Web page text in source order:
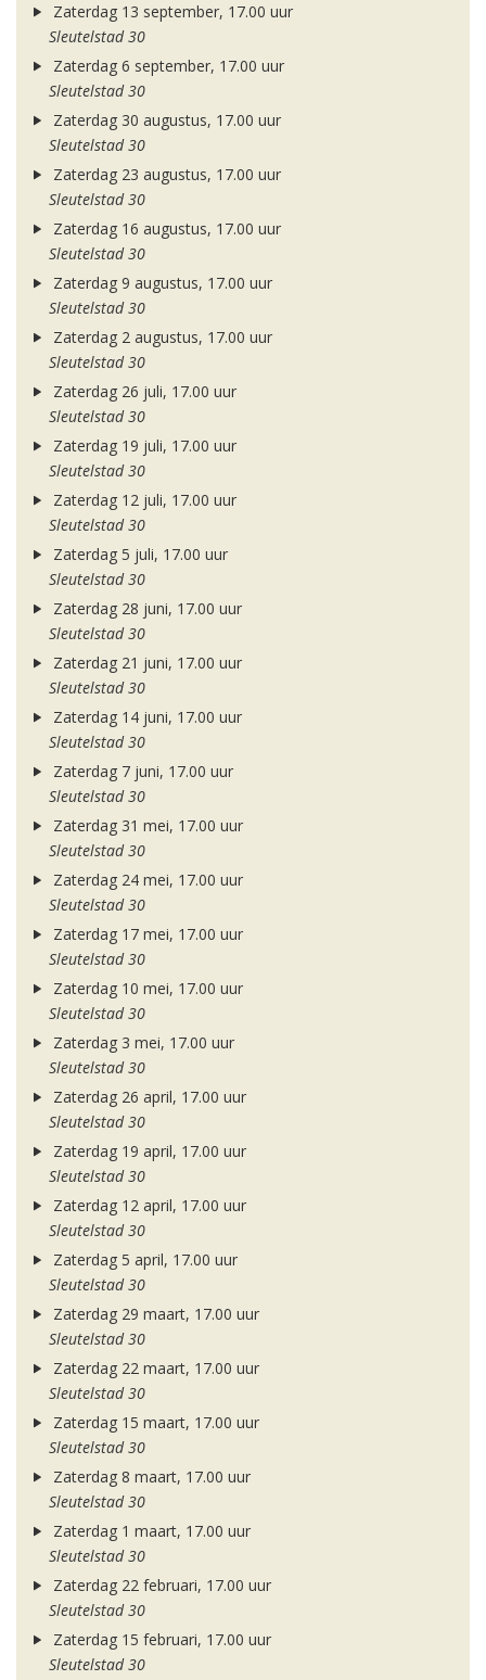
Zaterdag 13 september, 17.00 uur
Sleutelstad 30
Zaterdag 6 september, 17.00 uur
Sleutelstad 30
Zaterdag 30 augustus, 17.00 uur
Sleutelstad 30
Zaterdag 23 augustus, 17.00 uur
Sleutelstad 30
Zaterdag 16 augustus, 17.00 uur
Sleutelstad 30
Zaterdag 9 augustus, 17.00 uur
Sleutelstad 30
Zaterdag 2 augustus, 17.00 uur
Sleutelstad 30
Zaterdag 26 juli, 17.00 uur
Sleutelstad 30
Zaterdag 19 juli, 17.00 uur
Sleutelstad 30
Zaterdag 12 juli, 17.00 uur
Sleutelstad 30
Zaterdag 5 juli, 17.00 uur
Sleutelstad 30
Zaterdag 28 juni, 17.00 uur
Sleutelstad 30
Zaterdag 21 juni, 17.00 uur
Sleutelstad 30
Zaterdag 14 juni, 17.00 uur
Sleutelstad 30
Zaterdag 7 juni, 17.00 uur
Sleutelstad 30
Zaterdag 31 mei, 17.00 uur
Sleutelstad 30
Zaterdag 24 mei, 17.00 uur
Sleutelstad 30
Zaterdag 17 mei, 17.00 uur
Sleutelstad 30
Zaterdag 10 mei, 17.00 uur
Sleutelstad 30
Zaterdag 3 mei, 17.00 uur
Sleutelstad 30
Zaterdag 26 april, 17.00 uur
Sleutelstad 30
Zaterdag 19 april, 17.00 uur
Sleutelstad 30
Zaterdag 12 april, 17.00 uur
Sleutelstad 30
Zaterdag 5 april, 17.00 uur
Sleutelstad 30
Zaterdag 29 maart, 17.00 uur
Sleutelstad 30
Zaterdag 22 maart, 17.00 uur
Sleutelstad 30
Zaterdag 15 maart, 17.00 uur
Sleutelstad 30
Zaterdag 8 maart, 17.00 uur
Sleutelstad 30
Zaterdag 1 maart, 17.00 uur
Sleutelstad 30
Zaterdag 22 februari, 17.00 uur
Sleutelstad 30
Zaterdag 15 februari, 17.00 uur
Sleutelstad 30